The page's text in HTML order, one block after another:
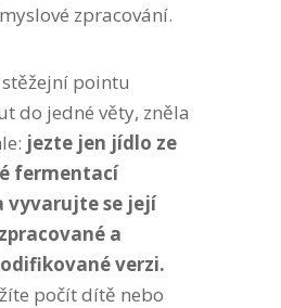
zpracování.
pointu
do jedné věty, zněla
jezte jen jídlo ze
fermentací
vyvarujte se její
a
verzi.
počít dítě nebo